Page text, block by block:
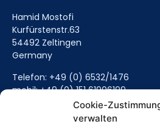
Cookie-
verwalten
Hamid Mostofi
Kurfürstenstr.63
54492 Zeltingen
Germany
Telefon: +49 (0) 6532/1476
mobil: +49 (0) 151 61906199
Mail senden (Hier klicken)